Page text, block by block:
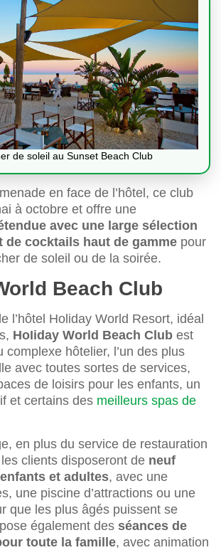
de soleil au Sunset Beach Club
en face de l’hôtel, ce club
à octobre et offre une
avec une large sélection
de cocktails haut de gamme pour
de soleil ou de la soirée.
Beach Club
l’hôtel Holiday World Resort, idéal
HoIiday World Beach Club est
complexe hôtelier, l’un des plus
avec toutes sortes de services,
de loisirs pour les enfants, un
et certains des meilleurs spas de
en plus du service de restauration
clients disposeront de neuf
et adultes, avec une
une piscine d’attractions ou une
que les plus âgés puissent se
également des séances de
toute la famille, avec animation